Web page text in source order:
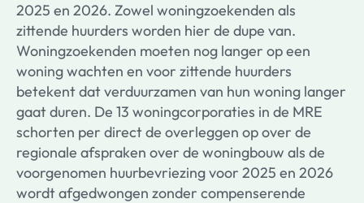
2025 en 2026. Zowel woningzoekenden als
zittende huurders worden hier de dupe van.
Woningzoekenden moeten nog langer op een
woning wachten en voor zittende huurders
betekent dat verduurzamen van hun woning langer
gaat duren. De 13 woningcorporaties in de MRE
schorten per direct de overleggen op over de
regionale afspraken over de woningbouw als de
voorgenomen huurbevriezing voor 2025 en 2026
wordt afgedwongen zonder compenserende